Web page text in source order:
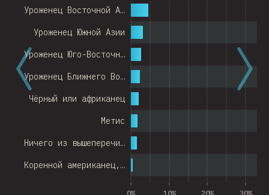
0% 10% 20% 30%
Коренной американец,…
Ничего из вышеперечи…
Метис
Чёрный или африканец
Уроженец Ближнего Во…
Уроженец Юго-Восточн…
Уроженец Южной Азии
Уроженец Восточной А…